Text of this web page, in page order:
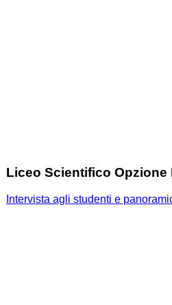
Liceo Scientifico
Intervista agli studenti e